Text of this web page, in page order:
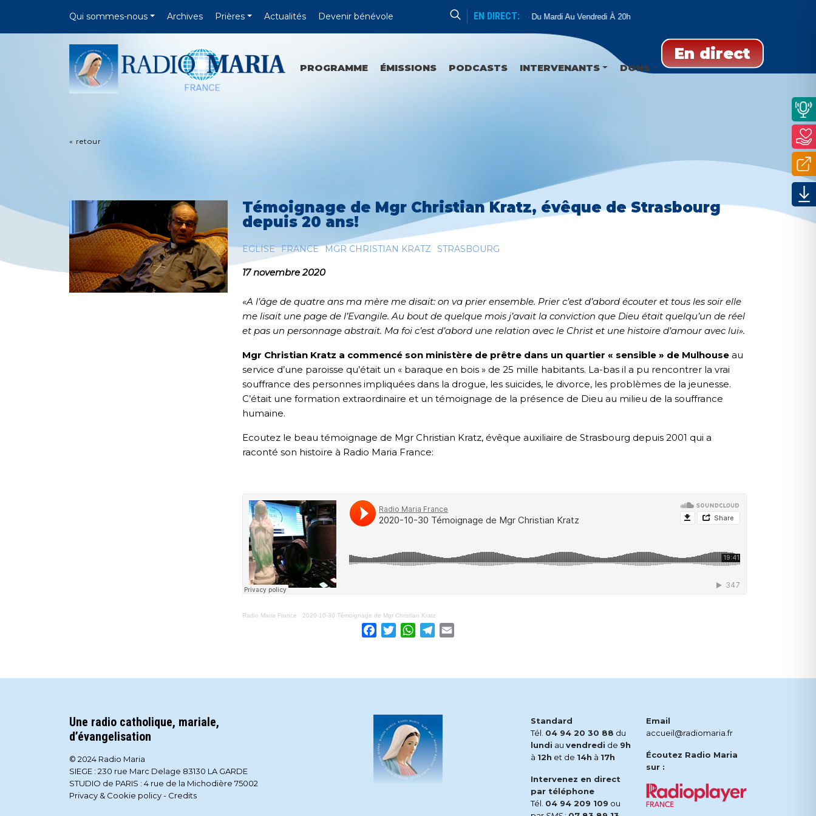
Qui sommes-nous Archives Prières Actualités Devenir bénévole EN DIRECT:
Catéchèse Du Père Mathieu Du Mardi Au Vendredi À 20h
En direct
PROGRAMME ÉMISSIONS PODCASTS INTERVENANTS DONS
« retour
Témoignage de Mgr Christian Kratz, évêque de Strasbourg
depuis 20 ans!
EGLISE FRANCE MGR CHRISTIAN KRATZ STRASBOURG
17 novembre 2020
«A l’âge de quatre ans ma mère me disait: on va prier ensemble. Prier c’est d’abord écouter et tous les soir elle
me lisait une page de l’Evangile. Au bout de quelque mois j’avait la conviction que Dieu était quelqu’un de réel
et pas un personnage abstrait. Ma foi c’est d’abord une relation avec le Christ et une histoire d’amour avec lui».
Mgr Christian Kratz a commencé son ministère de prêtre dans un quartier « sensible » de Mulhouse au
service d’une paroisse qu’était un « baraque en bois » de 25 mille habitants. La-bas il a pu rencontrer la vrai
souffrance des personnes impliquées dans la drogue, les suicides, le divorce, les problèmes de la jeunesse.
C’était une formation extraordinaire et un témoignage de la présence de Dieu au milieu de la souffrance
humaine.
Ecoutez le beau témoignage de Mgr Christian Kratz, évêque auxiliaire de Strasbourg depuis 2001 qui a
raconté son histoire à Radio Maria France:
Radio Maria France · 2020-10-30 Témoignage de Mgr Christian Kratz
Facebook
TwitterWhatsApp
Telegram
Une radio catholique, mariale,
d’évangelisation
© 2024 Radio Maria
SIEGE : 230 rue Marc Delage 83130 LA GARDE
STUDIO de PARIS : 4 rue de la Michodière 75002
Privacy & Cookie policy- Credits
Standard
Tél. 04 94 20 30 88 du
lundi au vendredi de 9h
à 12h et de 14h à 17h
Intervenez en direct
par téléphone
Tél. 04 94 209 109 ou
Email
accueil@radiomaria.fr
Écoutez Radio Maria
sur :